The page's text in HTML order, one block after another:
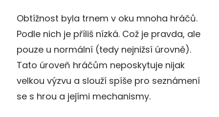
Obtížnost byla trnem v oku mnoha hráčů.
Podle nich je příliš nízká. Což je pravda, ale
pouze u normální (tedy nejnižsí úrovně).
Tato úroveň hráčům neposkytuje nijak
velkou výzvu a slouží spíše pro seznámení
se s hrou a jejími mechanismy.